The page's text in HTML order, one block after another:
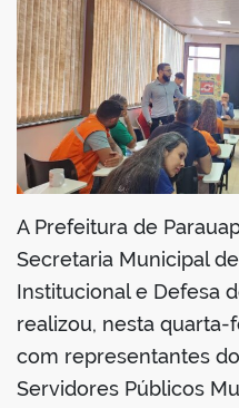
A Prefeitura de
Secretaria Municipal
Institucional e Defesa
realizou, nesta quarta-
com representantes
Servidores Públicos